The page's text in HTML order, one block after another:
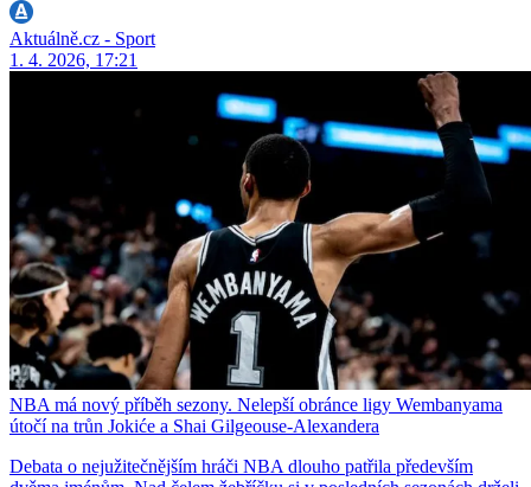
Aktuálně.cz - Sport
1. 4. 2026, 17:21
NBA má nový příběh sezony. Nelepší obránce ligy Wembanyama
útočí na trůn Jokiće a Shai Gilgeouse-Alexandera
Debata o nejužitečnějším hráči NBA dlouho patřila především